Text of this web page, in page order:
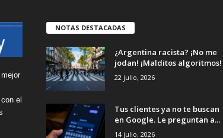
el
NOTAS DESTACADAS
¿Argentina racista? ¡No me
jodan! ¡Malditos algoritmos!
22 julio, 2026
Tus clientes ya no te buscan
en Google. Le preguntan a...
14 julio, 2026